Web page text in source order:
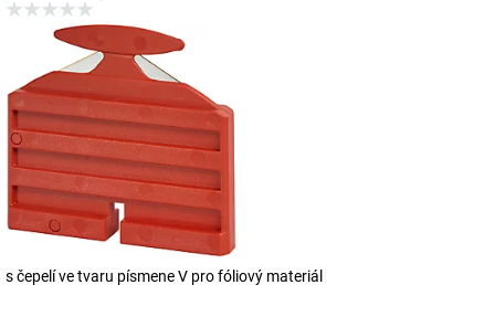
s čepelí ve tvaru písmene V pro fóliový materiál